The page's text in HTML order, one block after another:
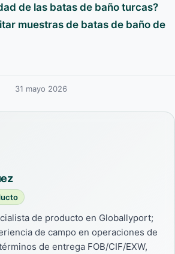
de las batas de baño turcas?
muestras de batas de baño de
31 mayo 2026
de producto en Globallyport;
de campo en operaciones de
de entrega FOB/CIF/EXW,